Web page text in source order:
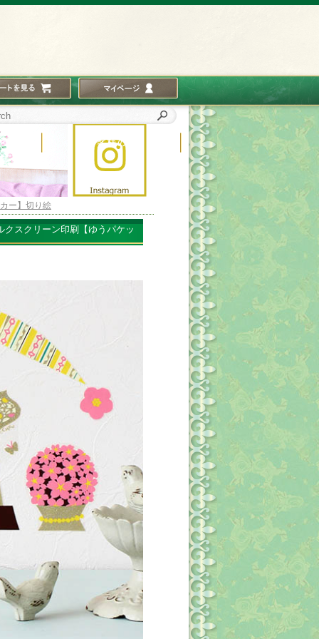
ー】切り絵
スクリーン印刷【ゆうパケッ